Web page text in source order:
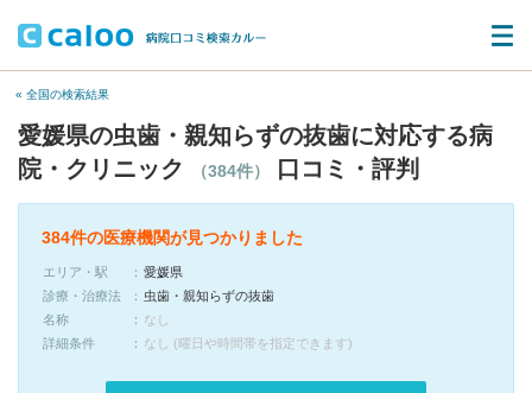
« 全国の検索結果
愛媛県の虫歯・親知らずの抜歯に対応する病
院・クリニック
（384件） 口コミ・評判
384件の医療機関が見つかりました
エリア・駅
愛媛県
診療・治療法
虫歯・親知らずの抜歯
名称
なし
詳細条件
なし (曜日や時間帯を指定できます)